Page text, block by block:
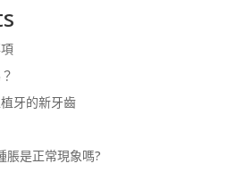
牙的新牙齒
脹是正常現象嗎?